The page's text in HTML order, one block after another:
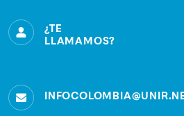
¿TE
LLAMAMOS?